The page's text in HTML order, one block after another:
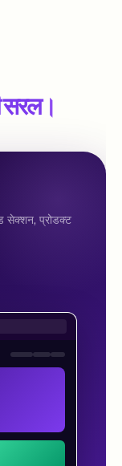
सरल।
सेक्शन, प्रोडक्ट